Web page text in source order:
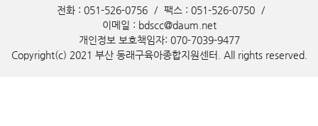
전화 : 051-526-0756
/ 팩스 : 051-526-0750
/
이메일 : bdscc@daum.net
개인정보 보호책임자: 070-7039-9477
Copyright(c) 2021 부산 동래구육아종합지원센터. All rights reserved.